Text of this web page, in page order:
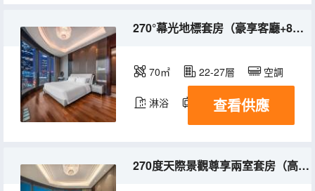
270°幕光地標套房（豪享客廳+8D魔幻城景+洗烘一體機）
70㎡ 22-27層 空調
淋浴 電視機 冰箱
查看供應
270度天際景觀尊享兩室套房（高層環瞰+雙衞+浴缸）